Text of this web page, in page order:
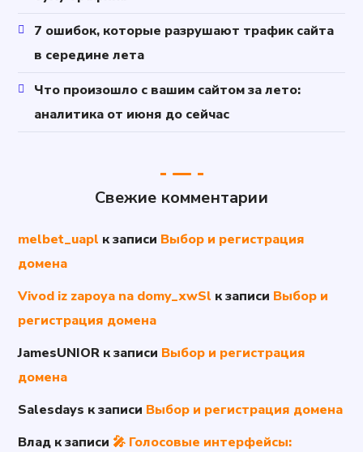
7 ошибок, которые разрушают трафик сайта
в середине лета
Что произошло с вашим сайтом за лето:
аналитика от июня до сейчас
Свежие комментарии
melbet_uapl к записи Выбор и регистрация
домена
Vivod iz zapoya na domy_xwSl к записи Выбор и
регистрация домена
JamesUNIOR к записи Выбор и регистрация
домена
Salesdays к записи Выбор и регистрация домена
Влад к записи 🎤 Голосовые интерфейсы: